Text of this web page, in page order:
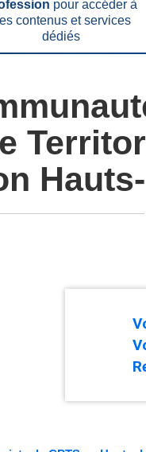
pour accéder à
contenus et services
dédiés
Professionnelle